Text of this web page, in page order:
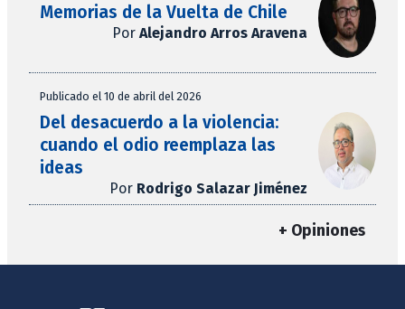
Memorias de la Vuelta de Chile
Por Alejandro Arros Aravena
Publicado el 10 de abril del 2026
Del desacuerdo a la violencia:
cuando el odio reemplaza las
ideas
Por Rodrigo Salazar Jiménez
+ Opiniones